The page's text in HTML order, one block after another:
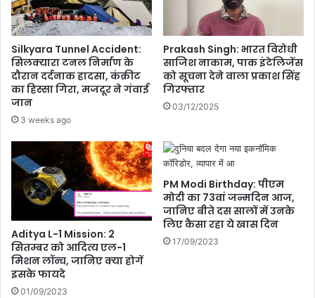
ज
न
क
म
क
र
ने
लि
ए
कै
खा
एं
थी
,
ये
त
री
गा
दि
में
आ
ज
का
मौ
म
,
पी
में
ज
को
ह
रे
के
Silkyara Tunnel Accident:
सिलक्यारा टनल निर्माण के
दौरान दर्दनाक हादसा, कंक्रीट
का हिस्सा गिरा, मजदूर ने गंवाई
जान
3 weeks ago
Prakash Singh: भारत विरोधी
साजिश नाकाम, पाक इंटेलिजेंस
को सूचना देने वाला प्रकाश सिंह
गिरफ्तार
03/12/2025
Aditya L-1 Mission: 2
सितम्बर को आदित्य एल-1
मिशन लॉन्च, जानिए क्या होगें
इसके फायदे
01/09/2023
PM Modi Birthday: पीएम
मोदी का 73वां जन्मदिन आज,
जानिए बीते दस सालों में उनके
लिए कैसा रहा ये खास दिन
17/09/2023